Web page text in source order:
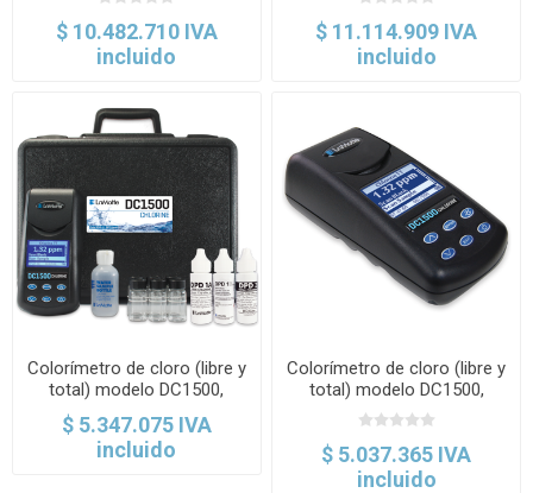
$ 10.482.710 IVA
incluido
$ 11.114.909 IVA
incluido
Colorímetro de cloro (libre y
total) modelo DC1500,
reactivos líquidos. LaMotte
$ 5.347.075 IVA
incluido
Colorímetro de cloro (libre y
total) modelo DC1500,
tabletas DPD. LaMotte
$ 5.037.365 IVA
incluido